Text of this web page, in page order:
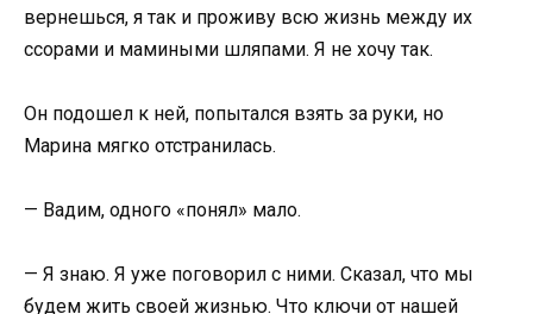
вернешься, я так и проживу всю жизнь между их
ссорами и мамиными шляпами. Я не хочу так.
Он подошел к ней, попытался взять за руки, но
Марина мягко отстранилась.
— Вадим, одного «понял» мало.
— Я знаю. Я уже поговорил с ними. Сказал, что мы
будем жить своей жизнью. Что ключи от нашей